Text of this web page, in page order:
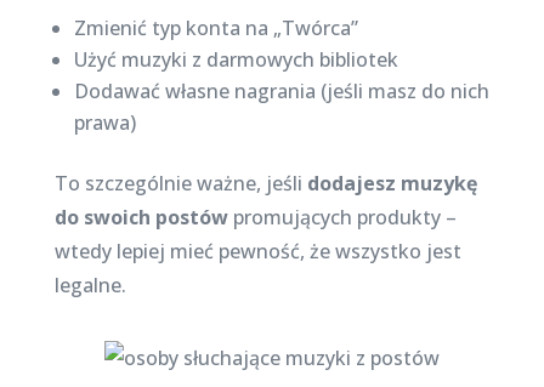
Zmienić typ konta na „Twórca”
Użyć muzyki z darmowych bibliotek
Dodawać własne nagrania (jeśli masz do nich
prawa)
To szczególnie ważne, jeśli dodajesz muzykę
do swoich postówpromujących produkty –
wtedy lepiej mieć pewność, że wszystko jest
legalne.